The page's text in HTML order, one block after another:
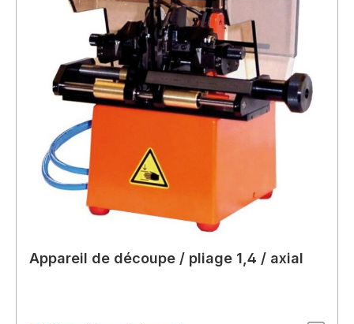
Appareil de découpe / pliage 1,4 / axial